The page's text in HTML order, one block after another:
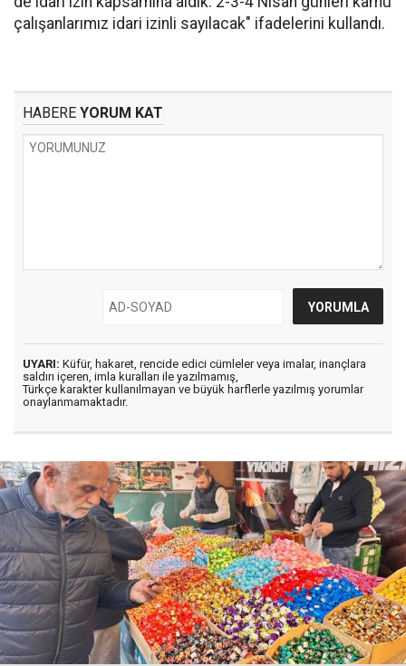
çalışanlarımız idari izinli sayılacak" ifadelerini kullandı.
HABERE YORUM KAT
UYARI: Küfür, hakaret, rencide edici cümleler veya imalar, inançlara
saldırı içeren, imla kuralları ile yazılmamış,
Türkçe karakter kullanılmayan ve büyük harflerle yazılmış yorumlar
onaylanmamaktadır.